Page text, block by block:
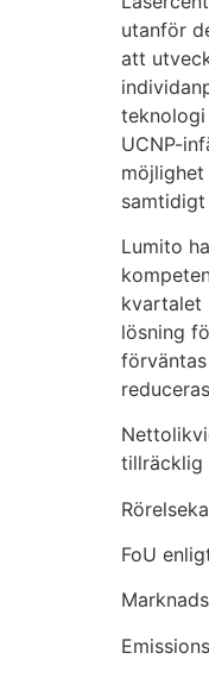
utanför
att
UCNP-
Lumito
kvartalet
lösning
tillräcklig
FoU